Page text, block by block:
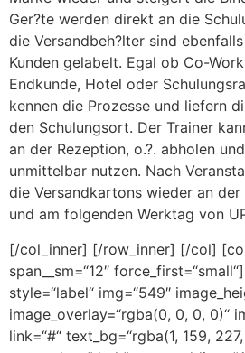
Ger?te werden direkt an die
die Versandbeh?lter sind
Kunden gelabelt. Egal ob Co-
Endkunde, Hotel oder
kennen die Prozesse und liefern
den Schulungsort. Der Trainer
an der Rezeption, o.?. abholen
unmittelbar nutzen. Nach
die Versandkartons wieder an
und am folgenden Werktag von
[/col_inner] [/row_inner] [/col] [col
span__sm=“12″
style=“label“ img=“549″
image_overlay=“rgba(0, 0, 0, 0)“
link=“#“ text_bg=“rgba(1, 159,